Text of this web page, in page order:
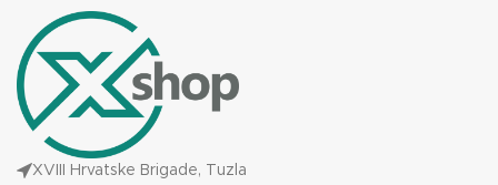
XVIII Hrvatske Brigade, Tuzla